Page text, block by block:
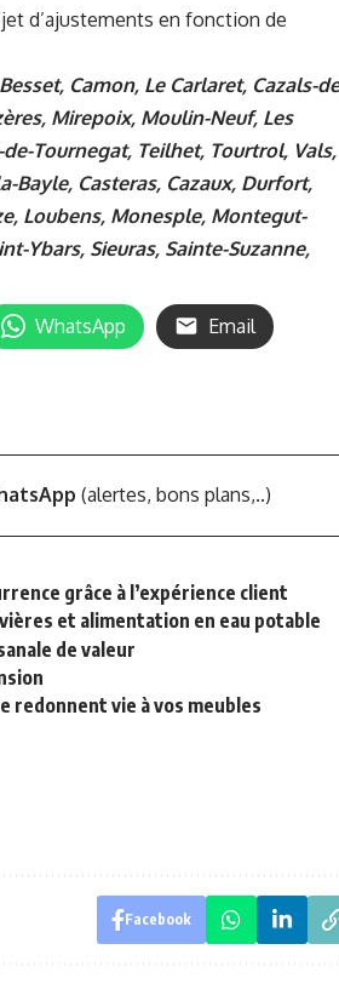
d’ajustements en fonction de
Camon, Le Carlaret, Cazals-
Mirepoix, Moulin-Neuf, Les
Tournegat, Teilhet, Tourtrol, Vals,
Bayle, Casteras, Cazaux, Durfort,
Loubens, Monesple, Montegut-
Ybars, Sieuras, Sainte-Suzanne,
WhatsApp Email
(alertes, bons plans,..)
grâce à l’expérience client
et alimentation en eau potable
de valeur
redonnent vie à vos meubles
Facebook